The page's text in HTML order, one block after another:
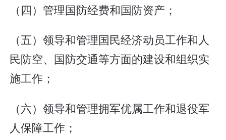
（四）管理国防经费和国防资产；
（五）领导和管理国民经济动员工作和人
民防空、国防交通等方面的建设和组织实
施工作；
（六）领导和管理拥军优属工作和退役军
人保障工作；